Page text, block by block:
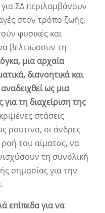
ΣΔ περιλαμβάνουν
στον τρόπο ζωής,
φυσικές και
βελτιώσουν τη
μια αρχαία
διανοητικά και
ως μια
τη διαχείριση της
στάσεις
ρουτίνα, οι άνδρες
του αίματος, να
τη συνολική
σημασίας για την
επίπεδα για να